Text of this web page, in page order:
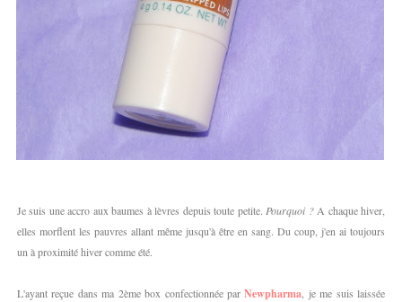
Je suis une accro aux baumes à lèvres depuis toute petite. Pourquoi ?A chaque hiver,
elles morflent les pauvres allant même jusqu'à être en sang. Du coup, j'en ai toujours
un à proximité hiver comme été.
L'ayant reçue dans ma 2ème box confectionnée parNewpharma , je me suis laissée